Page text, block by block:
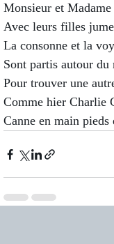
Monsieur et
Avec leurs filles
La consonne et la
Sont partis autour du
Pour trouver une
Comme hier Charlie
Canne en main pieds